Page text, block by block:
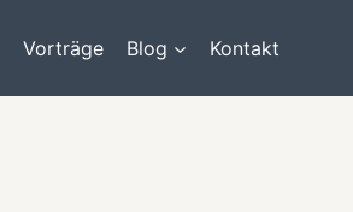
Vorträge Blog Kontakt